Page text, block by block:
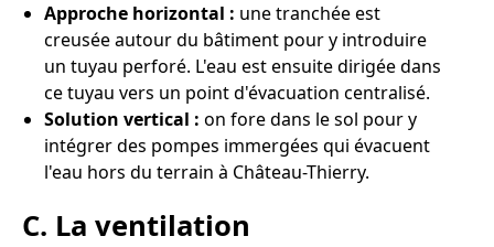
Approche horizontal : une tranchée est
creusée autour du bâtiment pour y introduire
un tuyau perforé. L'eau est ensuite dirigée dans
ce tuyau vers un point d'évacuation centralisé.
Solution vertical : on fore dans le sol pour y
intégrer des pompes immergées qui évacuent
l'eau hors du terrain à Château-Thierry.
C. La ventilation